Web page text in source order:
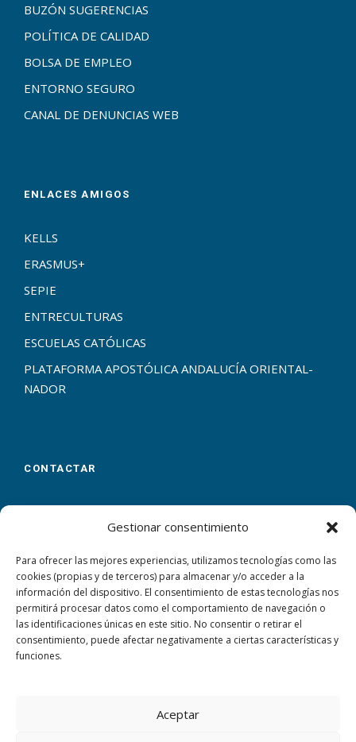
Gestionar consentimiento
Para ofrecer las mejores experiencias, utilizamos tecnologías como las
cookies (propias y de terceros) para almacenar y/o acceder a la
información del dispositivo. El consentimiento de estas tecnologías nos
permitirá procesar datos como el comportamiento de navegación o
las identificaciones únicas en este sitio. No consentir o retirar el
consentimiento, puede afectar negativamente a ciertas características y
funciones.
Aceptar
BUZÓN SUGERENCIAS
POLÍTICA DE CALIDAD
BOLSA DE EMPLEO
ENTORNO SEGURO
CANAL DE DENUNCIAS WEB
ENLACES AMIGOS
KELLS
ERASMUS+
SEPIE
ENTRECULTURAS
ESCUELAS CATÓLICAS
PLATAFORMA APOSTÓLICA ANDALUCÍA ORIENTAL-
NADOR
CONTACTAR
Aquí puedes dejarnos tus datos y nos ponemos en
contacto contigo
CERTIFICACIONES